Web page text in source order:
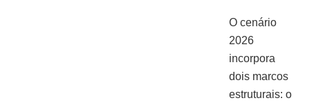
O cenário
2026
incorpora
dois marcos
estruturais: o